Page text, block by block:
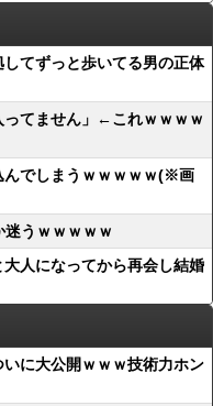
してずっと歩いてる男の正体
ってません」←これｗｗｗｗ
んでしまうｗｗｗｗｗ(※画
迷うｗｗｗｗｗ
大人になってから再会し結婚
いに大公開ｗｗｗ技術力ホン